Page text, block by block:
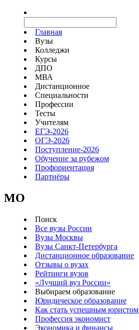
Главная
Вузы
Колледжи
Курсы
ДПО
МВА
Дистанционное
Специальности
Профессии
Тесты
Учителям
ЕГЭ-2026
ОГЭ-2026
Поступление-2026
Обучение за рубежом
Профориентация
Партнёры
MO
Поиск
Все вузы России
Вузы Москвы
Вузы Санкт-Петербурга
Дистанционное образование
Отзывы о вузах
Рейтинги вузов
«Лучший вуз России»
Выбираем образование
Юридическое образование
Как стать успешным юристом
Профессия экономист
Экономика и финансы